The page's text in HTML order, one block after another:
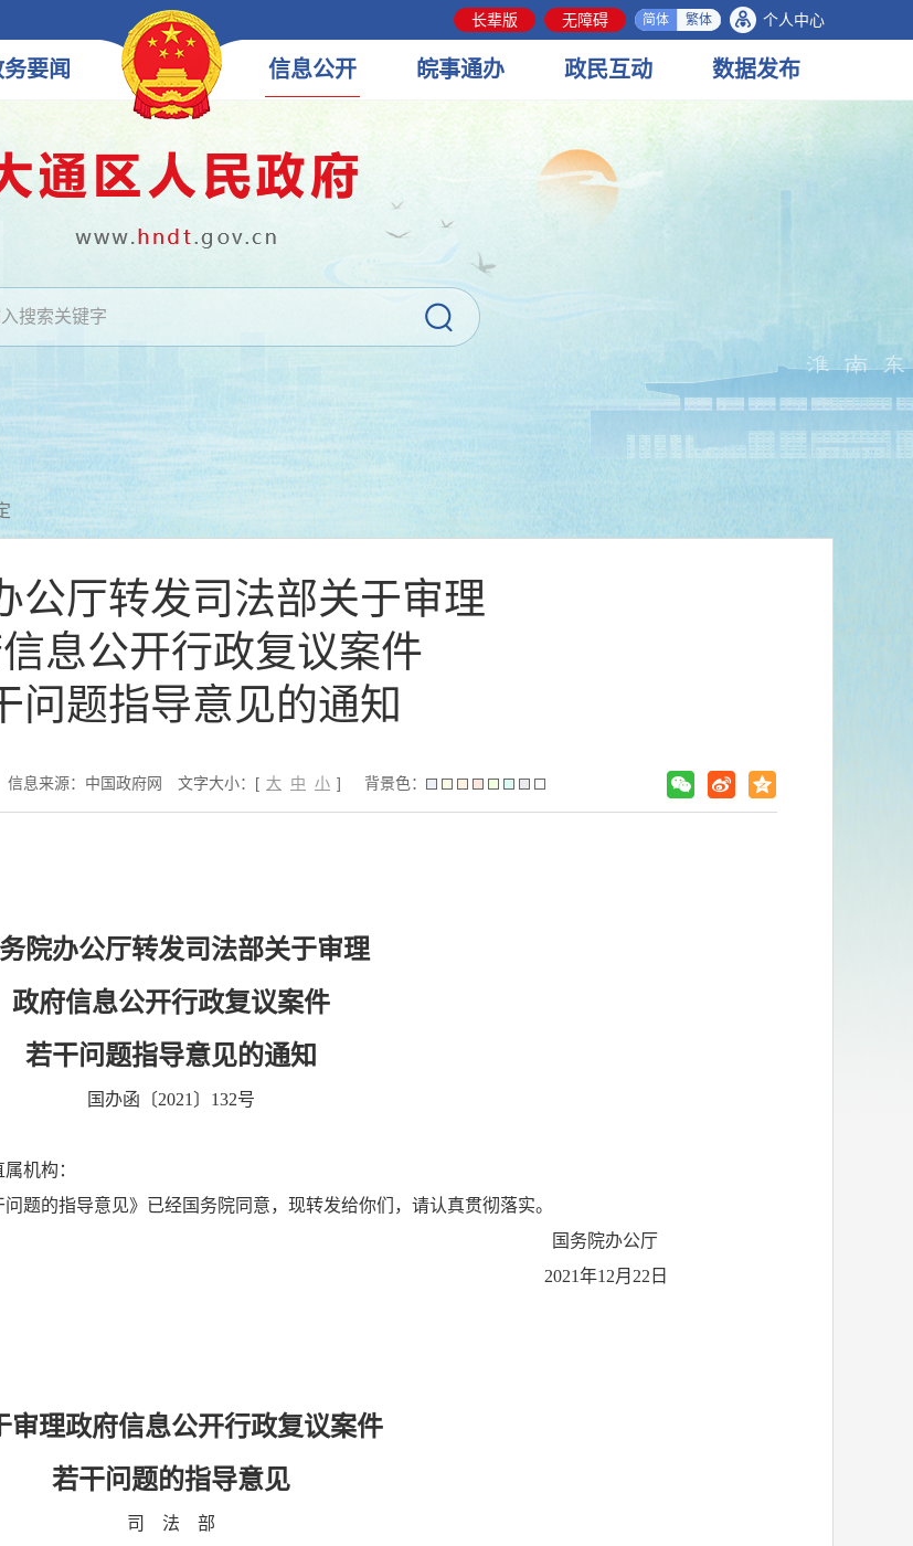
长辈版 无障碍 简体 繁体 个人中心
务要闻 信息公开 皖事通办 政民互动 数据发布
公厅转发司法部关于审理
息公开行政复议案件
问题指导意见的通知
信息来源：中国政府网 文字大小：[ 大 中 小 ] 背景色：
院办公厅转发司法部关于审理
政府信息公开行政复议案件
若干问题指导意见的通知
国办函〔2021〕132号
机构：
题的指导意见》已经国务院同意，现转发给你们，请认真贯彻落实。
国务院办公厅
2021年12月22日
审理政府信息公开行政复议案件
若干问题的指导意见
司 法 部